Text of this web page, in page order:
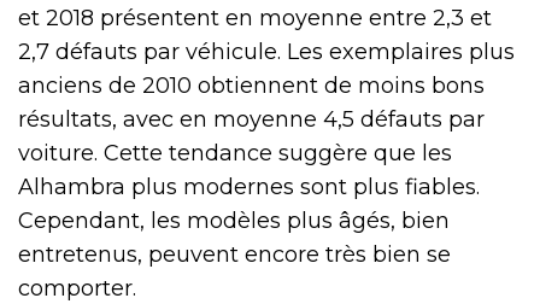
et 2018 présentent en moyenne entre 2,3 et
2,7 défauts par véhicule. Les exemplaires plus
anciens de 2010 obtiennent de moins bons
résultats, avec en moyenne 4,5 défauts par
voiture. Cette tendance suggère que les
Alhambra plus modernes sont plus fiables.
Cependant, les modèles plus âgés, bien
entretenus, peuvent encore très bien se
comporter.